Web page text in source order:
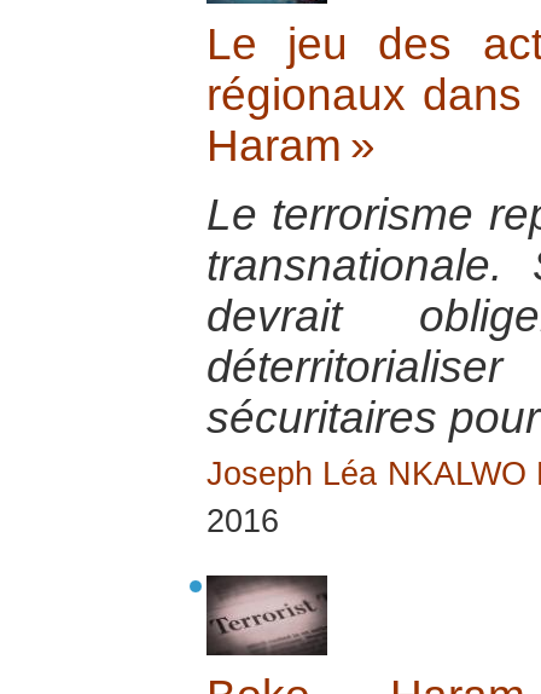
Le jeu des
régionaux
Haram »
Le terrorisme
transnationale.
devrait
sécuritaires
Joseph Léa NKALWO
2016